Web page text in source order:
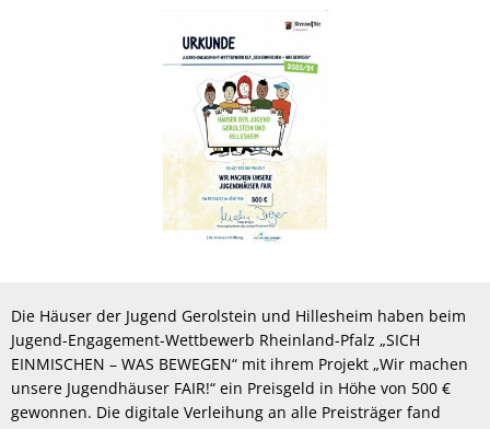
Die Häuser der Jugend Gerolstein und Hillesheim haben beim
Jugend-Engagement-Wettbewerb Rheinland-Pfalz „SICH
EINMISCHEN – WAS BEWEGEN“ mit ihrem Projekt „Wir machen
unsere Jugendhäuser FAIR!“ ein Preisgeld in Höhe von 500 €
gewonnen. Die digitale Verleihung an alle Preisträger fand